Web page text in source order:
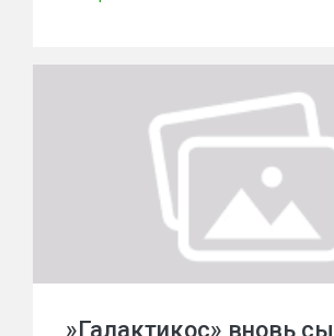
»Галактикос» вновь